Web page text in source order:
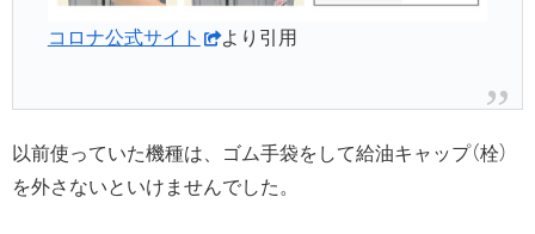
コロナ公式サイト より引用
以前使っていた機種は、ゴム手袋をして給油キャップ（栓）
を外さないといけませんでした。